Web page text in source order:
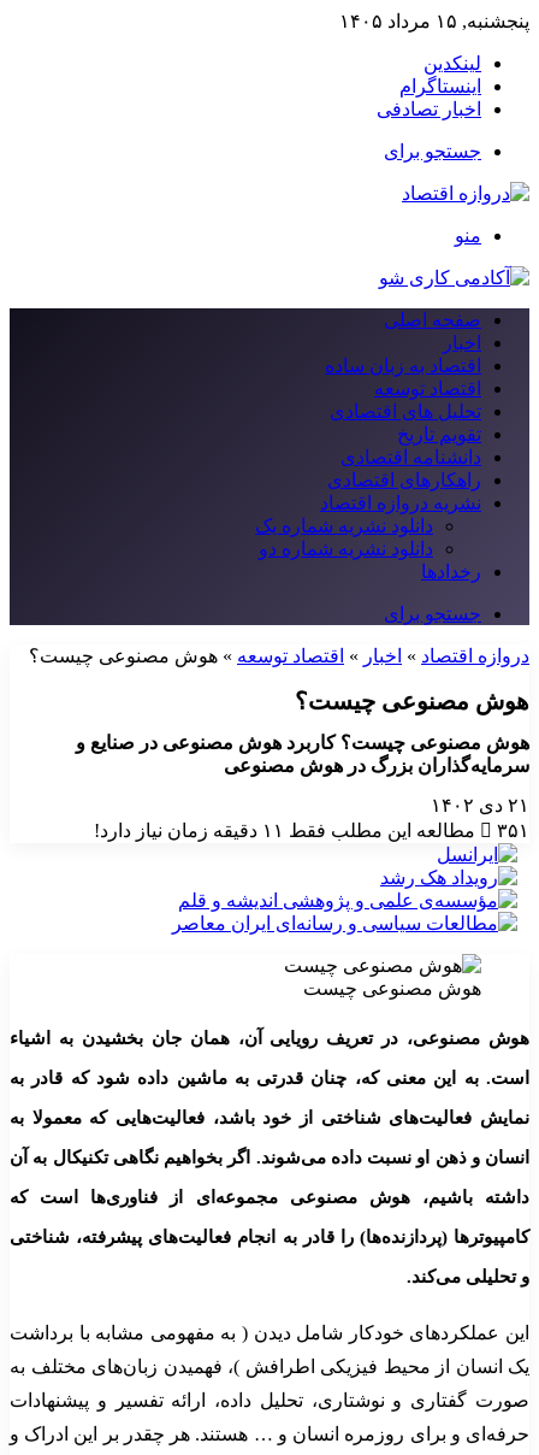
پنجشنبه, ۱۵ مرداد ۱۴۰۵
لینکدین
اینستاگرام
اخبار تصادفی
جستجو برای
منو
صفحه اصلی
اخبار
اقتصاد به زبان ساده
اقتصاد توسعه
تحلیل های اقتصادی
تقویم تاریخ
دانشنامه اقتصادی
راهکارهای اقتصادی
نشریه دروازه اقتصاد
دانلود نشریه شماره یک
دانلود نشریه شماره دو
رخدادها
جستجو برای
دروازه اقتصاد » اخبار » اقتصاد توسعه » هوش مصنوعی چیست؟
هوش مصنوعی چیست؟
هوش مصنوعی چیست؟ کاربرد هوش مصنوعی در صنایع و
سرمایه‌گذاران بزرگ در هوش مصنوعی
۲۱ دی ۱۴۰۲
۳۵۱
مطالعه این مطلب فقط ۱۱ دقیقه زمان نیاز دارد!
هوش مصنوعی چیست
هوش مصنوعی، در تعریف رویایی آن، همان جان بخشیدن به اشیاء
است. به این معنی که، چنان قدرتی به ماشین داده شود که قادر به
نمایش فعالیت‌های شناختی از خود باشد، فعالیت‌هایی که معمولا به
انسان و ذهن او نسبت داده می‌شوند. اگر بخواهیم نگاهی تکنیکال به آن
داشته باشیم، هوش مصنوعی مجموعه‌ای از فناوری‌ها است که
کامپیوترها (پردازنده‌ها) را قادر به انجام فعالیت‌های پیشرفته، شناختی
و تحلیلی می‌کند.
این عملکردهای خودکار شامل دیدن ( به مفهومی مشابه با برداشت
یک انسان از محیط فیزیکی اطرافش )، فهمیدن زبان‌های مختلف به
صورت گفتاری و نوشتاری، تحلیل داده، ارائه تفسیر و پیشنهادات
حرفه‌ای و برای روزمره انسان و … هستند. هر چقدر بر این ادراک و